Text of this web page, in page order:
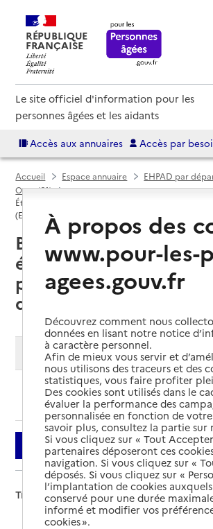
RÉPUBLIQUE
FRANÇAISE
Le site officiel d'information pour les
personnes âgées et les aidants
Accès aux annuaires Accès par
Accueil Espace annuaire
EHPAD par
Orne (61)
Établissement d'hébergement pour personnes
(EHPAD)
Briouze (61220) : liste
établissements
pour personnes âgées
dépendantes (EHPAD)
Modifier ma recherche
Ajouter cette
Filtrer
Trier par :
À propos des
www.pour-les-
agees.gouv.fr
Découvrez comment nous
données en lisant notre notice
à caractère personnel.
Afin de mieux vous servir et
nous utilisons des traceurs et des
statistiques, vous faire profiter
Des cookies sont utilisés dans le
évaluer la performance des
personnalisée en fonction de
savoir plus, consultez la partie
Si vous cliquez sur « Tout
partenaires déposeront ces
navigation. Si vous cliquez sur «
déposés. Si vous cliquez sur «
l’implantation de cookies
conservé pour une durée
informé et modifier vos
cookies ».